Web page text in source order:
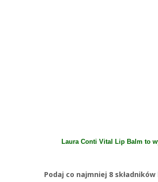
Laura Conti Vital Lip Balm to
Podaj co najmniej 8